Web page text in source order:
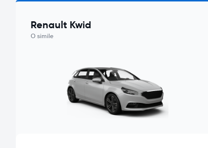
Renault Kwid
O simile